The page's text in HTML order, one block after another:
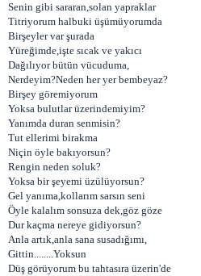
Senin gibi sararan,solan yapraklar
Titriyorum halbuki üşümüyorumda
Birşeyler var şurada
Yüreğimde,işte sıcak ve yakıcı
Dağılıyor bütün vücuduma,
Nerdeyim?Neden her yer bembeyaz?
Birşey göremiyorum
Yoksa bulutlar üzerindemiyim?
Yanımda duran senmisin?
Tut ellerimi birakma
Niçin öyle bakıyorsun?
Rengin neden soluk?
Yoksa bir şeyemi üzülüyorsun?
Gel yanıma,kollarım sarsın seni
Öyle kalalım sonsuza dek,göz göze
Dur kaçma nereye gidiyorsun?
Anla artık,anla sana susadığımı,
Gittin........Yoksun
Düş görüyorum bu tahtasıra üzerin'de